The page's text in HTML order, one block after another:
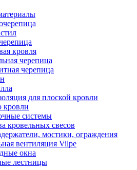
кровля
черепица
черепица
для плоской кровли
кровли
системы
кровельных свесов
мостики, ограждения
вентиляция Vilpe
окна
лестницы